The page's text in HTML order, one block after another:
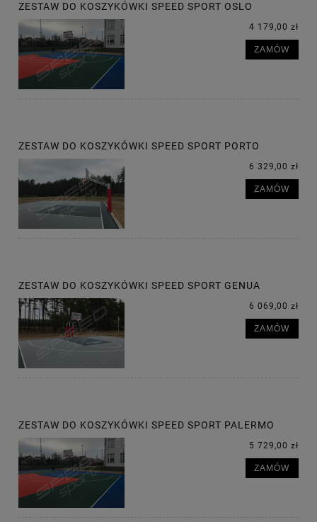
ZESTAW DO KOSZYKÓWKI SPEED SPORT OSLO
4 179,00 zł
ZAMÓW
ZESTAW DO KOSZYKÓWKI SPEED SPORT PORTO
6 329,00 zł
ZAMÓW
ZESTAW DO KOSZYKÓWKI SPEED SPORT GENUA
6 069,00 zł
ZAMÓW
ZESTAW DO KOSZYKÓWKI SPEED SPORT PALERMO
5 729,00 zł
ZAMÓW